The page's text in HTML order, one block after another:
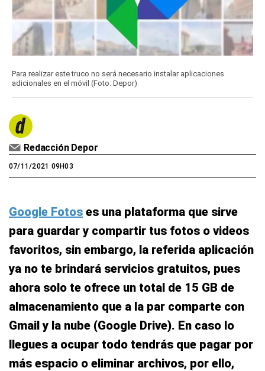
Para realizar este truco no será necesario instalar aplicaciones
adicionales en el móvil (Foto: Depor)
Redacción Depor
07/11/2021 09H03
Google Fotos es una plataforma que sirve
para guardar y compartir tus fotos o videos
favoritos, sin embargo, la referida aplicación
ya no te brindará servicios gratuitos, pues
ahora solo te ofrece un total de 15 GB de
almacenamiento que a la par comparte con
Gmail y la nube (Google Drive). En caso lo
llegues a ocupar todo tendrás que pagar por
más espacio o eliminar archivos, por ello,